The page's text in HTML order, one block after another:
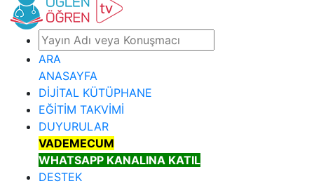
ARA
ANASAYFA
DİJİTAL KÜTÜPHANE
EĞİTİM TAKVİMİ
DUYURULAR
VADEMECUM
WHATSAPP KANALINA KATIL
DESTEK